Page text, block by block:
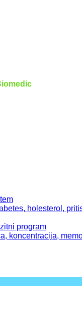
holesterol,
program
koncentracija,